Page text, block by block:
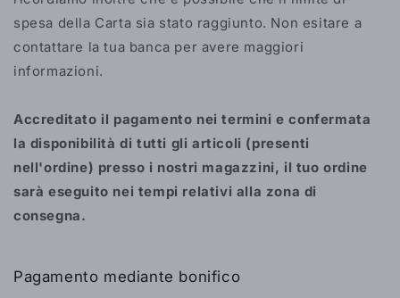
spesa della Carta sia stato raggiunto. Non esitare a
contattare la tua banca per avere maggiori
informazioni.
Accreditato il pagamento nei termini e confermata
la disponibilità di tutti gli articoli (presenti
nell'ordine) presso i nostri magazzini, il tuo ordine
sarà eseguito nei tempi relativi alla zona di
consegna.
Pagamento mediante bonifico